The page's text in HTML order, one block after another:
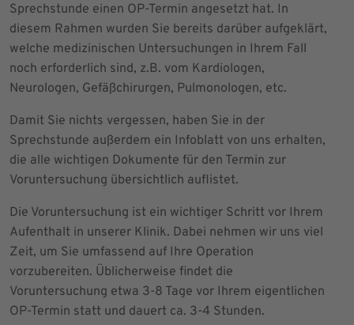
Sprechstunde einen OP-Termin angesetzt hat. In
diesem Rahmen wurden Sie bereits darüber aufgeklärt,
welche medizinischen Untersuchungen in Ihrem Fall
noch erforderlich sind, z.B. vom Kardiologen,
Neurologen, Gefäßchirurgen, Pulmonologen, etc.
Damit Sie nichts vergessen, haben Sie in der
Sprechstunde außerdem ein Infoblatt von uns erhalten,
die alle wichtigen Dokumente für den Termin zur
Voruntersuchung übersichtlich auflistet.
Die Voruntersuchung ist ein wichtiger Schritt vor Ihrem
Aufenthalt in unserer Klinik. Dabei nehmen wir uns viel
Zeit, um Sie umfassend auf Ihre Operation
vorzubereiten. Üblicherweise findet die
Voruntersuchung etwa 3-8 Tage vor Ihrem eigentlichen
OP-Termin statt und dauert ca. 3-4 Stunden.